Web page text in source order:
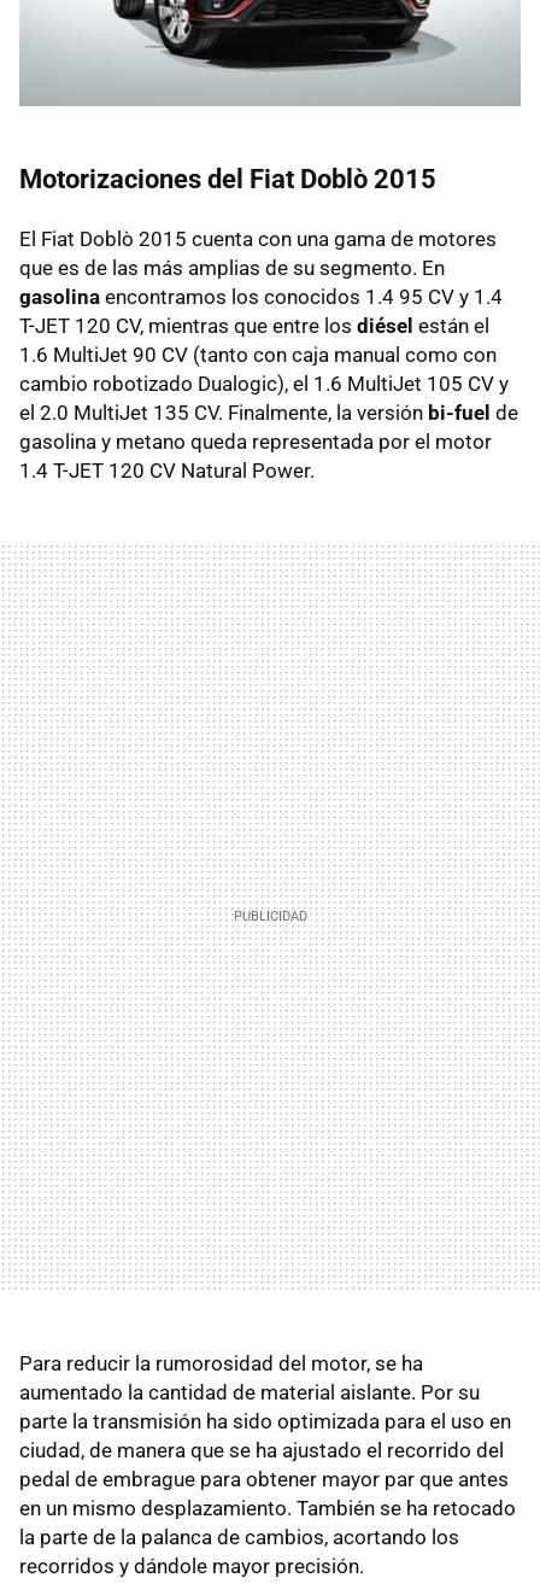
Motorizaciones del Fiat Doblò 2015
El Fiat Doblò 2015 cuenta con una gama de motores
que es de las más amplias de su segmento. En
gasolina encontramos los conocidos 1.4 95 CV y 1.4
T-JET 120 CV, mientras que entre los diésel están el
1.6 MultiJet 90 CV (tanto con caja manual como con
cambio robotizado Dualogic), el 1.6 MultiJet 105 CV y
el 2.0 MultiJet 135 CV. Finalmente, la versión bi-fuel de
gasolina y metano queda representada por el motor
1.4 T-JET 120 CV Natural Power.
Para reducir la rumorosidad del motor, se ha
aumentado la cantidad de material aislante. Por su
parte la transmisión ha sido optimizada para el uso en
ciudad, de manera que se ha ajustado el recorrido del
pedal de embrague para obtener mayor par que antes
en un mismo desplazamiento. También se ha retocado
la parte de la palanca de cambios, acortando los
recorridos y dándole mayor precisión.